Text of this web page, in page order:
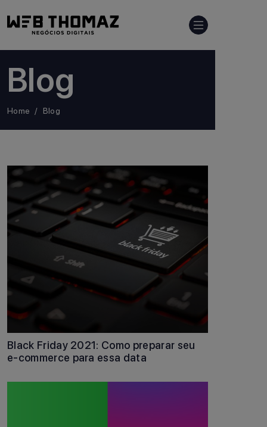
Blog
Home Blog
Black Friday 2021: Como preparar seu
e-commerce para essa data